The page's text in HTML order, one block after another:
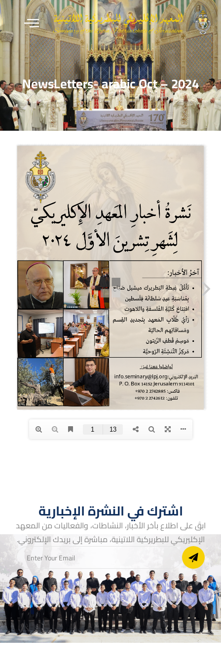
NewsLetters- arabic Oct – 2024
اشترك في النشرة الإخبارية
ابقَ على اطلاع بآخر الأخبار، النشاطات، والفعاليات من المعهد
الإكليريكي للبطريركية اللاتينية، مباشرة إلى بريدك الإلكتروني.